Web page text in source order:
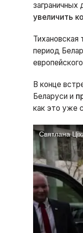
заграничных
увеличить
период
В конце
Беларуси и
как это уже